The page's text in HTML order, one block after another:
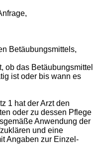
Betäubungsmittels,
ob das Betäubungsmittel
ist oder bis wann es
1 hat der Arzt den
oder zu dessen Pflege
Anwendung der
und eine
Angaben zur Einzel-